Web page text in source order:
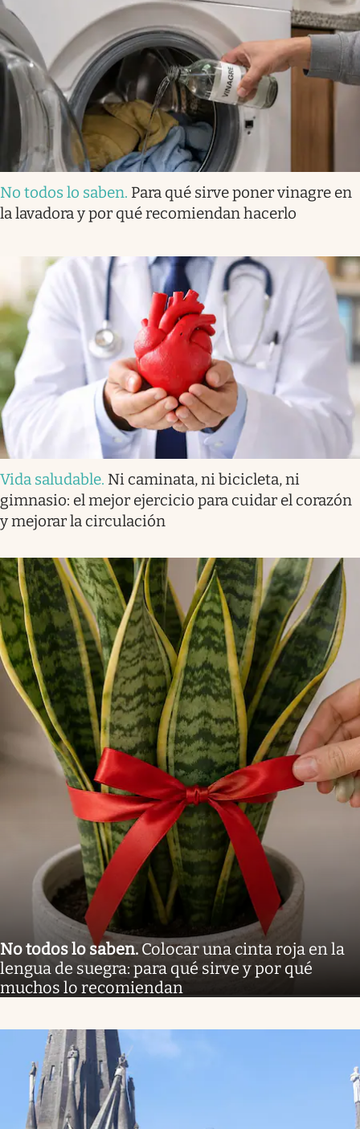
No todos lo saben. Para qué sirve poner vinagre en
la lavadora y por qué recomiendan hacerlo
Vida saludable. Ni caminata, ni bicicleta, ni
gimnasio: el mejor ejercicio para cuidar el corazón
y mejorar la circulación
No todos lo saben.Colocar una cinta roja en la
lengua de suegra: para qué sirve y por qué
muchos lo recomiendan